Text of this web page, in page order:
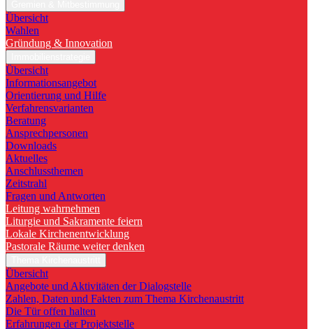
Übersicht
Wahlen
Gründung & Innovation
Übersicht
Informationsangebot
Orientierung und Hilfe
Verfahrensvarianten
Beratung
Ansprechpersonen
Downloads
Aktuelles
Anschlussthemen
Zeitstrahl
Fragen und Antworten
Leitung wahrnehmen
Liturgie und Sakramente feiern
Lokale Kirchenentwicklung
Pastorale Räume weiter denken
Übersicht
Angebote und Aktivitäten der Dialogstelle
Zahlen, Daten und Fakten zum Thema Kirchenaustritt
Die Tür offen halten
Erfahrungen der Projektstelle